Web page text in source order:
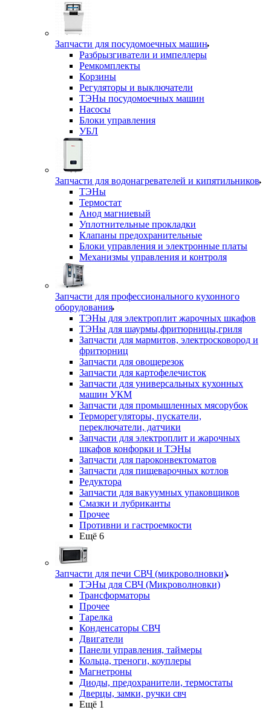
Запчасти для посудомоечных машин
Разбрызгиватели и импеллеры
Ремкомплекты
Корзины
Регуляторы и выключатели
ТЭНы посудомоечных машин
Насосы
Блоки управления
УБЛ
Запчасти для водонагревателей и кипятильников
ТЭНы
Термостат
Анод магниевый
Уплотнительные прокладки
Клапаны предохранительные
Блоки управления и электронные платы
Механизмы управления и контроля
Запчасти для профессионального кухонного
оборудования
ТЭНы для электроплит жарочных шкафов
ТЭНы для шаурмы,фритюрницы,гриля
Запчасти для мармитов, электросковород и
фритюрниц
Запчасти для овощерезок
Запчасти для картофелечисток
Запчасти для универсальных кухонных
машин УКМ
Запчасти для промышленных мясорубок
Терморегуляторы, пускатели,
переключатели, датчики
Запчасти для электроплит и жарочных
шкафов конфорки и ТЭНы
Запчасти для пароконвектоматов
Запчасти для пищеварочных котлов
Редуктора
Запчасти для вакуумных упаковщиков
Смазки и лубриканты
Прочее
Противни и гастроемкости
Ещё 6
Запчасти для печи СВЧ (микроволновки)
ТЭНы для СВЧ (Микроволновки)
Трансформаторы
Прочее
Тарелка
Конденсаторы СВЧ
Двигатели
Панели управления, таймеры
Кольца, треноги, коуплеры
Магнетроны
Диоды, предохранители, термостаты
Дверцы, замки, ручки свч
Ещё 1